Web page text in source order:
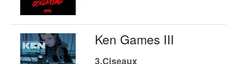
Ken Games III
3.Ciseaux